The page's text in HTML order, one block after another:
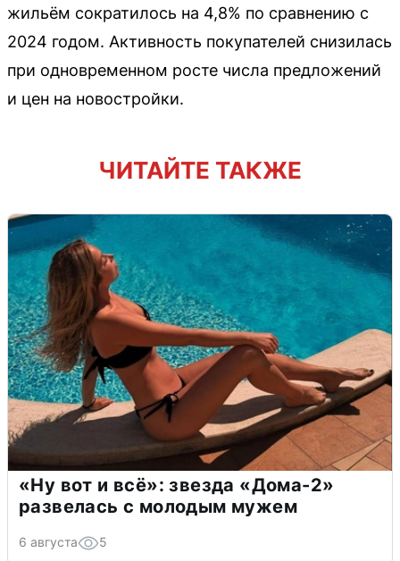
жильём сократилось на 4,8% по сравнению с
2024 годом. Активность покупателей снизилась
при одновременном росте числа предложений
и цен на новостройки.
ЧИТАЙТЕ ТАКЖЕ
«Ну вот и всё»: звезда «Дома-2»
развелась с молодым мужем
6 августа 5